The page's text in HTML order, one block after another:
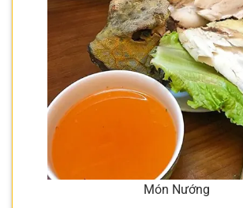
Món Nướng